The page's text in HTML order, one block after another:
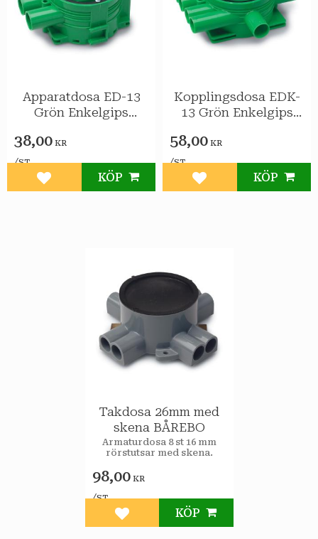
Apparatdosa ED-13
Grön Enkelgips
38,00 KR
/ST
Lägg till i favoriter
KÖP
Kopplingsdosa EDK-
13 Grön Enkelgips
58,00 KR
/ST
Lägg till i favoriter
KÖP
Takdosa 26mm med
skena BÅREBO
Armaturdosa 8 st 16 mm
rörstutsar med skena.
98,00KR
/ST
Lägg till i favoriter
KÖP